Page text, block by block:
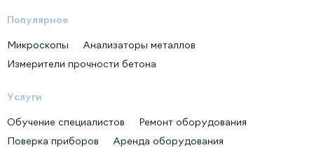
Популярное
Микроскопы
Анализаторы металлов
Измерители прочности бетона
Услуги
Обучение специалистов
Ремонт оборудования
Поверка приборов
Аренда оборудования